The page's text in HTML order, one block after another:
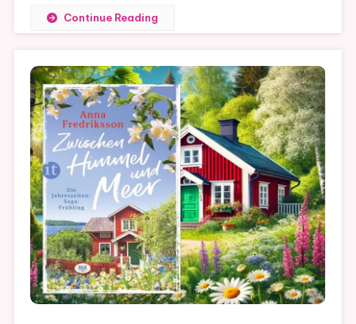
Continue Reading